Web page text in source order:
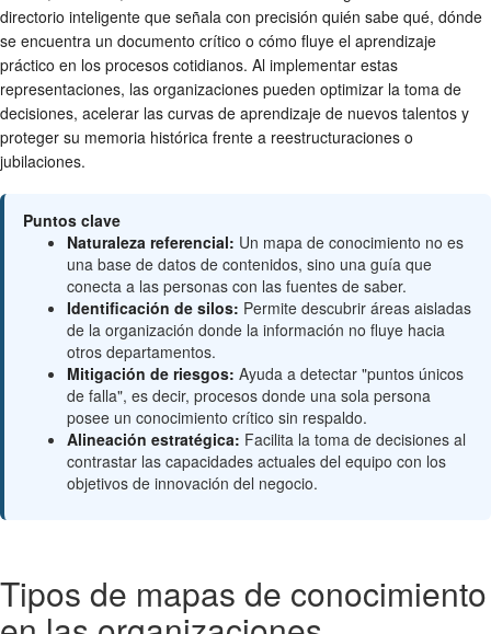
directorio inteligente que señala con precisión quién sabe qué, dónde
se encuentra un documento crítico o cómo fluye el aprendizaje
práctico en los procesos cotidianos. Al implementar estas
representaciones, las organizaciones pueden optimizar la toma de
decisiones, acelerar las curvas de aprendizaje de nuevos talentos y
proteger su memoria histórica frente a reestructuraciones o
jubilaciones.
Puntos clave
Naturaleza referencial: Un mapa de conocimiento no es
una base de datos de contenidos, sino una guía que
conecta a las personas con las fuentes de saber.
Identificación de silos: Permite descubrir áreas aisladas
de la organización donde la información no fluye hacia
otros departamentos.
Mitigación de riesgos: Ayuda a detectar "puntos únicos
de falla", es decir, procesos donde una sola persona
posee un conocimiento crítico sin respaldo.
Alineación estratégica: Facilita la toma de decisiones al
contrastar las capacidades actuales del equipo con los
objetivos de innovación del negocio.
Tipos de mapas de conocimiento